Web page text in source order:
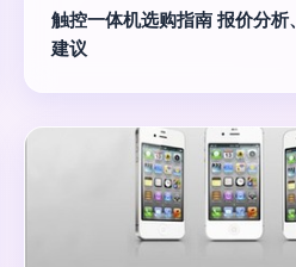
触控一体机选购指南 报价分析
建议